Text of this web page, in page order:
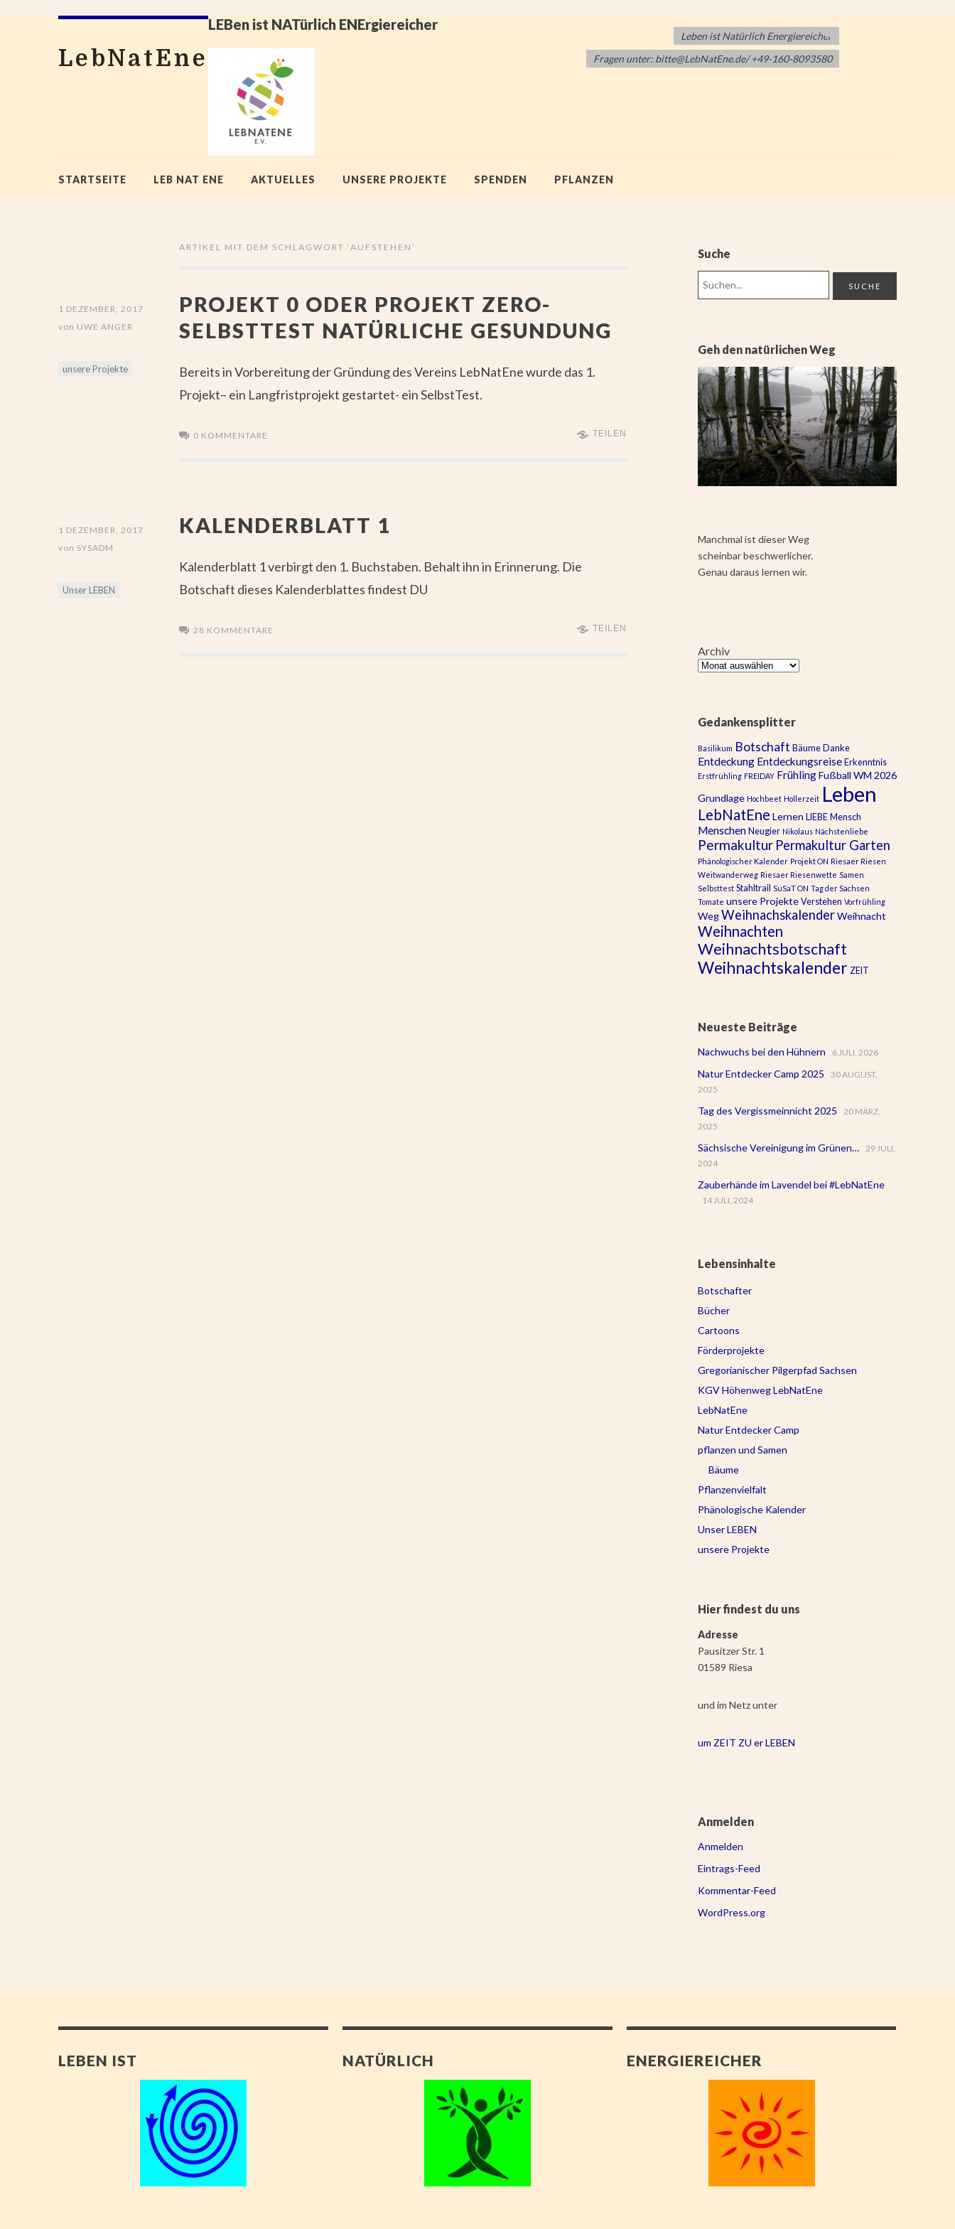
LebNatEne
LEBen ist NATürlich ENErgiereicher
Leben ist Natürlich Energiereicher
Fragen unter: bitte@LebNatEne.de/ +49-160-8093580
STARTSEITE LEB NAT ENE AKTUELLES UNSERE PROJEKTE SPENDEN PFLANZEN
ARTIKEL MIT DEM SCHLAGWORT ‘ AUFSTEHEN ’
1 DEZEMBER, 2017
von UWE ANGER
unsere Projekte
PROJEKT 0 ODER PROJEKT ZERO-
SELBSTTEST NATÜRLICHE GESUNDUNG
Bereits in Vorbereitung der Gründung des Vereins LebNatEne wurde das 1.
Projekt– ein Langfristprojekt gestartet- ein SelbstTest.
0 KOMMENTARE TEILEN
1 DEZEMBER, 2017
von SYSADM
Unser LEBEN
KALENDERBLATT 1
Kalenderblatt 1 verbirgt den 1. Buchstaben. Behalt ihn in Erinnerung. Die
Botschaft dieses Kalenderblattes findest DU
28 KOMMENTARE TEILEN
Suche
Geh den natürlichen Weg
Manchmal ist dieser Weg
scheinbar beschwerlicher.
Genau daraus lernen wir.
Archiv
Gedankensplitter
Basilikum Botschaft Bäume Danke
Entdeckung Entdeckungsreise Erkenntnis
Erstfrühling FREIDAY FrühlingFußball WM 2026
Grundlage Hochbeet Hollerzeit Leben
LebNatEne Lernen LIEBE Mensch
Menschen Neugier Nikolaus Nächstenliebe
Permakultur Permakultur Garten
Phänologischer Kalender Projekt ON Riesaer Riesen
Weitwanderweg Riesaer Riesenwette Samen
Selbsttest Stahltrail SuSaT ON Tag der Sachsen
Tomate unsere Projekte Verstehen Vorfrühling
WegWeihnachskalenderWeihnacht
Weihnachten
Weihnachtsbotschaft
Weihnachtskalender ZEIT
Neueste Beiträge
Nachwuchs bei den Hühnern 6 JULI, 2026
Natur Entdecker Camp 2025
30 AUGUST,
2025
Tag des Vergissmeinnicht 2025
20 MÄRZ,
2025
Sächsische Vereinigung im Grünen… 29 JULI,
2024
Zauberhände im Lavendel bei #LebNatEne
14 JULI, 2024
Lebensinhalte
Botschafter
Bücher
Cartoons
Förderprojekte
Gregorianischer Pilgerpfad Sachsen
KGV Höhenweg LebNatEne
LebNatEne
Natur Entdecker Camp
pflanzen und Samen
Bäume
Pflanzenvielfalt
Phänologische Kalender
Unser LEBEN
unsere Projekte
Hier findest du uns
Adresse
Pausitzer Str. 1
01589 Riesa
und im Netz unter
um ZEIT ZU er LEBEN
Anmelden
Anmelden
Eintrags-Feed
Kommentar-Feed
WordPress.org
LEBEN IST NATÜRLICH ENERGIEREICHER